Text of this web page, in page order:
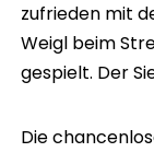
zufrieden mit
Weigl beim
gespielt. Der
Die